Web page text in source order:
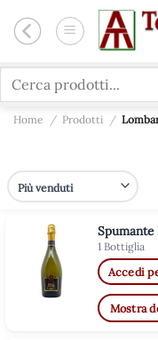
Cerca:
Home / Prodotti /
Spumante
1 Bottiglia
Accedi
Mostra